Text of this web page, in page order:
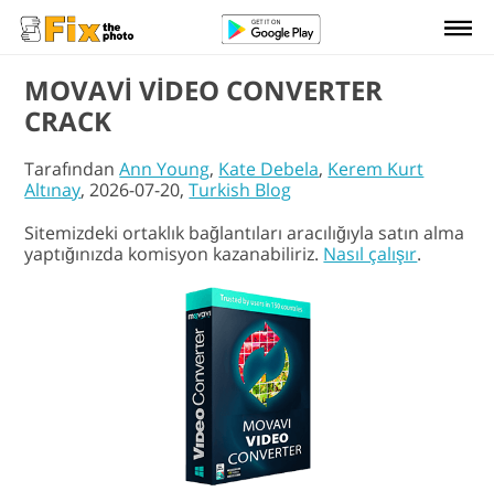
MOVAVI VIDEO CONVERTER
CRACK
TarafındanAnn Young, Kate Debela, Kerem Kurt
Altınay, 2026-07-20,Turkish Blog
Sitemizdeki ortaklık bağlantıları aracılığıyla satın alma
yaptığınızda komisyon kazanabiliriz. Nasıl çalışır.